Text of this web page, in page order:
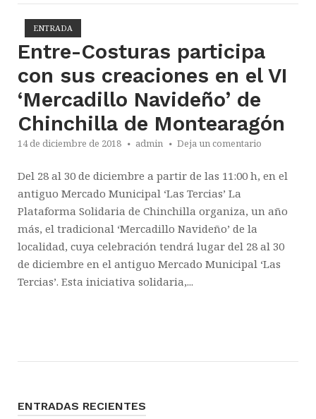
ENTRADA
Entre-Costuras participa
con sus creaciones en el VI
‘Mercadillo Navideño’ de
Chinchilla de Montearagón
14 de diciembre de 2018 admin Deja un comentario
Del 28 al 30 de diciembre a partir de las 11:00 h, en el
antiguo Mercado Municipal ‘Las Tercias’ La
Plataforma Solidaria de Chinchilla organiza, un año
más, el tradicional ‘Mercadillo Navideño’ de la
localidad, cuya celebración tendrá lugar del 28 al 30
de diciembre en el antiguo Mercado Municipal ‘Las
Tercias’. Esta iniciativa solidaria,...
ENTRADAS RECIENTES